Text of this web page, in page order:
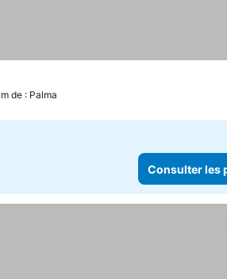
de : Palma
Consulter les